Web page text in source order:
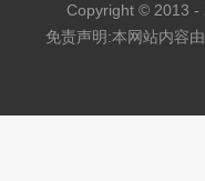
Copyright © 2013 -
免责声明:本网站内容